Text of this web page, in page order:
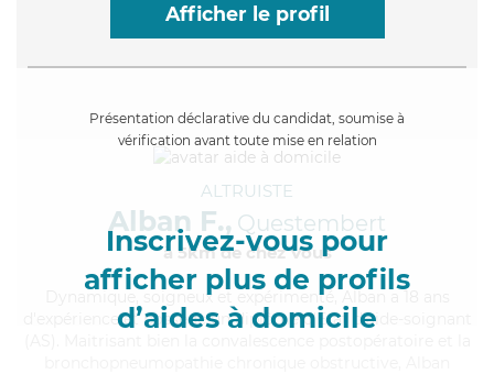
Afficher le profil
Présentation déclarative du candidat, soumise à
vérification avant toute mise en relation
Inscrivez-vous pour
afficher plus de profils
d’aides à domicile
ALTRUISTE
Alban F., Questembert
à 5km de chez Vous
, soigneux et expérimenté, Alban a 18 ans
d'expérience et possède un diplôme d'Etat d'aide-soignant